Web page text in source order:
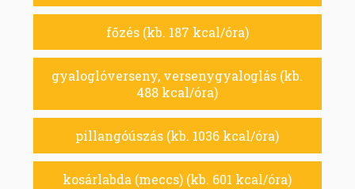
főzés (kb. 187 kcal/óra)
gyaloglóverseny, versenygyaloglás (kb.
488 kcal/óra)
pillangóúszás (kb. 1036 kcal/óra)
kosárlabda (meccs) (kb. 601 kcal/óra)